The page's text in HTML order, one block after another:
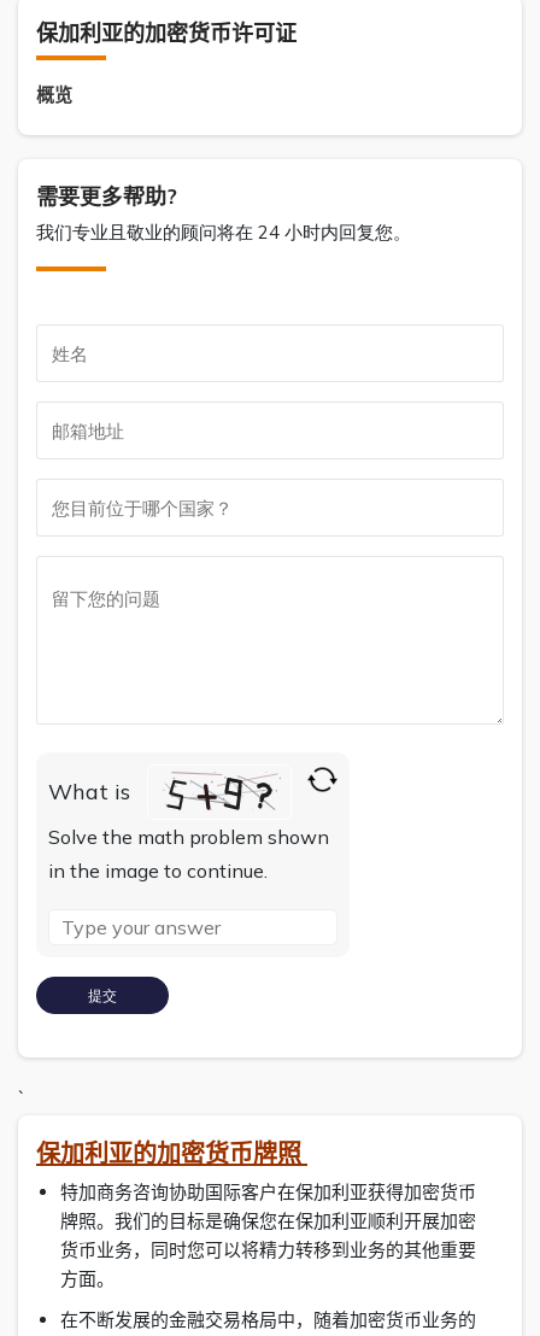
保加利亚的加密货币许可证
概览
需要更多帮助?
我们专业且敬业的顾问将在 24 小时内回复您。
What is
Solve the math problem shown
in the image to continue.
`
保加利亚的加密货币牌照
特加商务咨询协助国际客户在保加利亚获得加密货币
牌照。我们的目标是确保您在保加利亚顺利开展加密
货币业务，同时您可以将精力转移到业务的其他重要
方面。
在不断发展的金融交易格局中，随着加密货币业务的